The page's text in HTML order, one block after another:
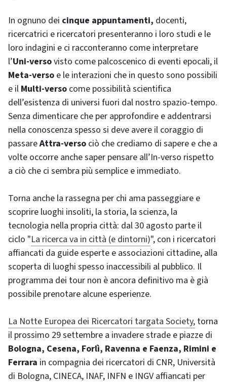
In ognuno dei cinque appuntamenti, docenti,
ricercatrici e ricercatori presenteranno i loro studi e le
loro indagini e ci racconteranno come interpretare
l’Uni-versovisto come palcoscenico di eventi epocali, il
Meta-verso e le interazioni che in questo sono possibili
e il Multi-verso come possibilità scientifica
dell’esistenza di universi fuori dal nostro spazio-tempo.
Senza dimenticare che per approfondire e addentrarsi
nella conoscenza spesso si deve avere il coraggio di
passareAttra-verso ciò che crediamo di sapere e che a
volte occorre anche saper pensare all’In-verso rispetto
a ciò che ci sembra più semplice e immediato.
Torna anche la rassegna per chi ama passeggiare e
scoprire luoghi insoliti, la storia, la scienza, la
tecnologia nella propria città: dal 30 agosto parte il
ciclo "La ricerca va in città (e dintorni)", con i ricercatori
affiancati da guide esperte e associazioni cittadine, alla
scoperta di luoghi spesso inaccessibili al pubblico. Il
programma dei tour non è ancora definitivo ma è già
possibile prenotare alcune esperienze.
La Notte Europea dei Ricercatori targata Society, torna
il prossimo 29 settembre a invadere strade e piazze di
Bologna, Cesena, Forlì, Ravenna e Faenza, Rimini e
Ferrara in compagnia dei ricercatori di CNR, Università
di Bologna, CINECA, INAF, INFN e INGV affiancati per